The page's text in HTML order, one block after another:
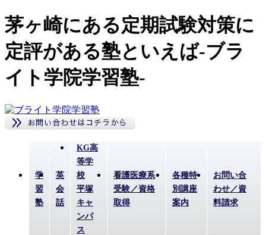
茅ヶ崎にある定期試験対策に
定評がある塾といえば-ブラ
イト学院学習塾-
学
習
塾
英
会
話
KG高
等学
校
平塚
キャ
ンパ
ス
看護医療系
受験／資格
取得
各種特
別講座
案内
お問い合
わせ／資
料請求